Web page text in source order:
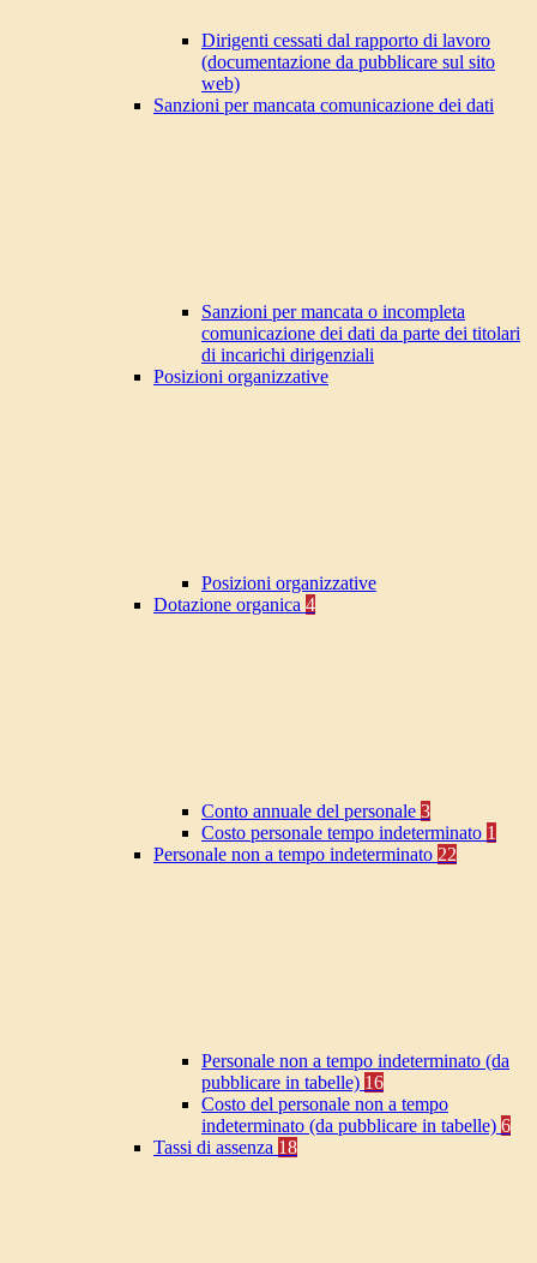
Dirigenti cessati dal rapporto di lavoro
(documentazione da pubblicare sul sito
web)
Sanzioni per mancata comunicazione dei dati
Sanzioni per mancata o incompleta
comunicazione dei dati da parte dei titolari
di incarichi dirigenziali
Posizioni organizzative
Posizioni organizzative
Dotazione organica 4
Conto annuale del personale 3
Costo personale tempo indeterminato 1
Personale non a tempo indeterminato 22
Personale non a tempo indeterminato (da
pubblicare in tabelle) 16
Costo del personale non a tempo
indeterminato (da pubblicare in tabelle) 6
Tassi di assenza 18